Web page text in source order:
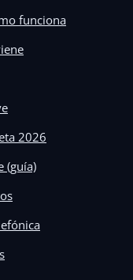
funciona
2026
(guía)